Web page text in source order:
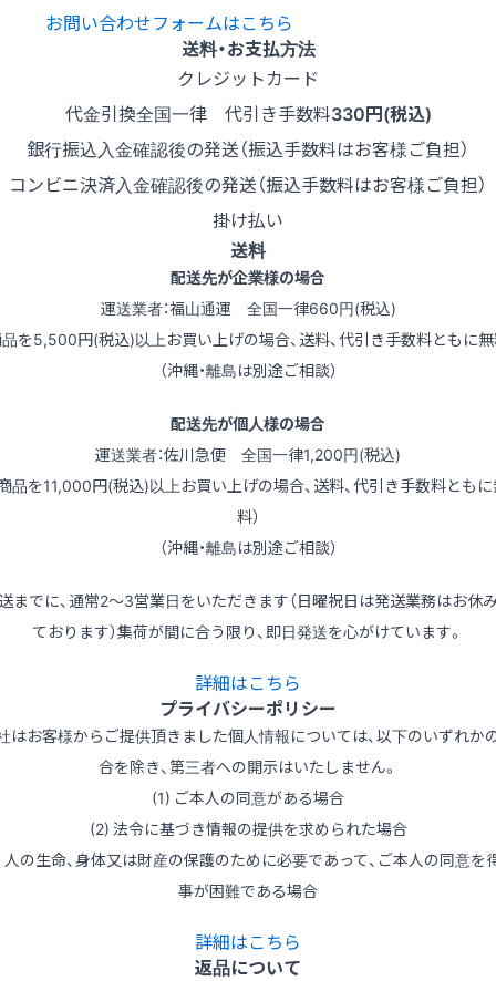
お問い合わせフォームはこちら
送料・お支払方法
クレジットカード
代金引換全国一律 代引き手数料330円(税込)
銀行振込入金確認後の発送（振込手数料はお客様ご負担）
コンビニ決済入金確認後の発送（振込手数料はお客様ご負担）
掛け払い
送料
配送先が企業様の場合
運送業者：福山通運 全国一律660円(税込)
品を5,500円(税込)以上お買い上げの場合、送料、代引き手数料ともに無
（沖縄・離島は別途ご相談）
配送先が個人様の場合
運送業者：佐川急便 全国一律1,200円(税込)
品を11,000円(税込)以上お買い上げの場合、送料、代引き手数料とも
料）
（沖縄・離島は別途ご相談）
までに、通常2～3営業日をいただきます（日曜祝日は発送業務はお休
ております）集荷が間に合う限り、即日発送を心がけています。
詳細はこちら
プライバシーポリシー
はお客様からご提供頂きました個人情報については、以下のいずれか
合を除き、第三者への開示はいたしません。
(1) ご本人の同意がある場合
(2) 法令に基づき情報の提供を求められた場合
の生命、身体又は財産の保護のために必要であって、ご本人の同意を
事が困難である場合
詳細はこちら
返品について